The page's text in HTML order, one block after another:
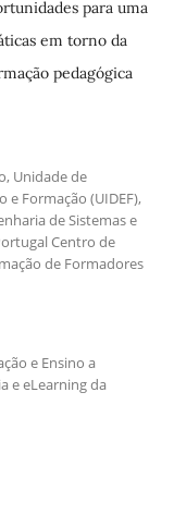
para uma
em torno da
pedagógica
Unidade de
e Formação (UIDEF),
de Sistemas e
Centro de
de Formadores
e Ensino a
e eLearning da